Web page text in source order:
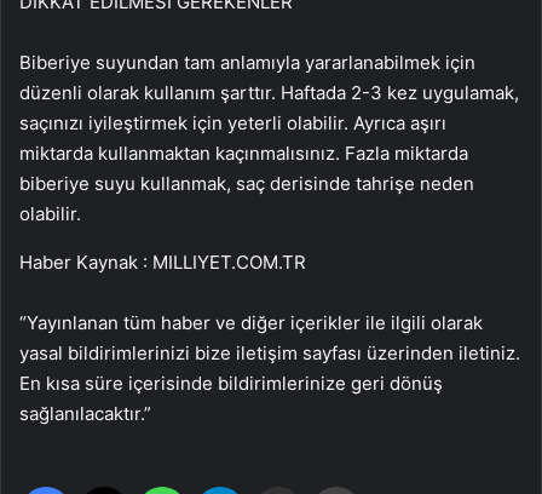
Biberiye suyundan tam anlamıyla yararlanabilmek için
düzenli olarak kullanım şarttır. Haftada 2-3 kez uygulamak,
saçınızı iyileştirmek için yeterli olabilir. Ayrıca aşırı
miktarda kullanmaktan kaçınmalısınız. Fazla miktarda
biberiye suyu kullanmak, saç derisinde tahrişe neden
olabilir.
Haber Kaynak : MILLIYET.COM.TR
“Yayınlanan tüm haber ve diğer içerikler ile ilgili olarak
yasal bildirimlerinizi bize iletişim sayfası üzerinden iletiniz.
En kısa süre içerisinde bildirimlerinize geri dönüş
sağlanılacaktır.”
Facebook WhatsApp Email'den paylaş